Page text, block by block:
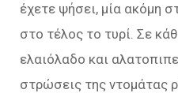
έχετε ψήσει, μία ακόμη
στο τέλος το τυρί. Σε
ελαιόλαδο και
στρώσεις της ντομάτας